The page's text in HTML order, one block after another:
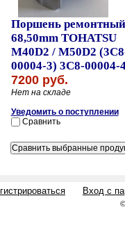
Поршень ремонтный
68,50mm TOHATSU
M40D2 / M50D2
00004-3) 3C8-00004-
7200 руб.
Нет на складе
Уведомить о поступлении
Сравнить
Вход с